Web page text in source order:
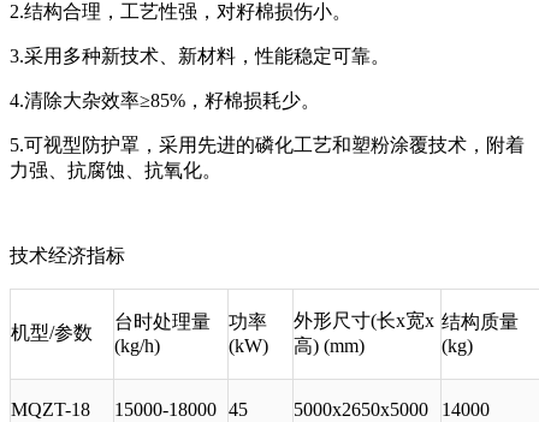
2.结构合理，工艺性强，对籽棉损伤小。
3.采用多种新技术、新材料，性能稳定可靠。
4.清除大杂效率≥85% ，籽棉损耗少。
5.可视型防护罩，采用先进的磷化工艺和塑粉涂覆技术，附着
力强、抗腐蚀、抗氧化。
技术经济指标
机型/参数
台时处理量
(kg/h)
功率
(kW)
外形尺寸(长x宽x
高) (mm)
结构质量
(kg)
MQZT-18 15000-18000 45 5000x2650x5000 14000